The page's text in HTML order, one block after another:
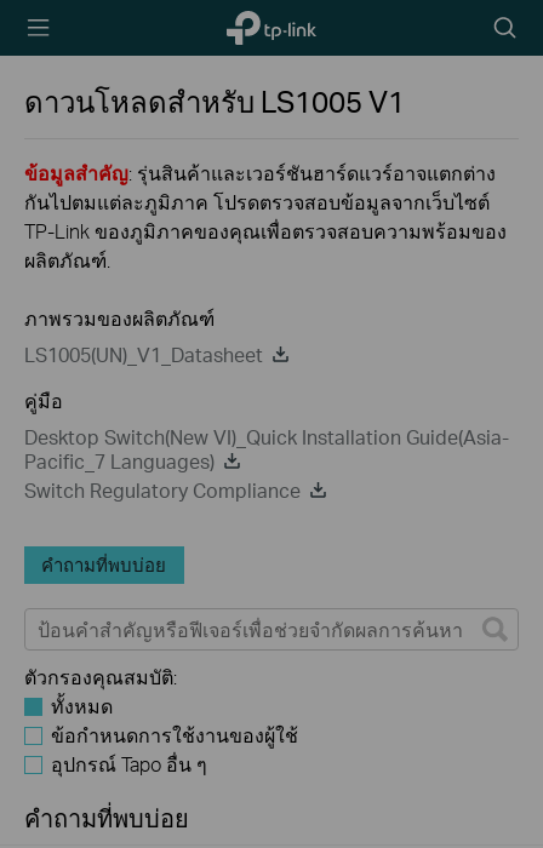
TP-Link,
Reliably
icon
ดาวนโหลดสำหรับ LS1005V1
ข้อมูลสำคัญ: รุ่นสินค้าและเวอร์ชันฮาร์ดแวร์อาจแตกต่าง
กันไปตมแต่ละภูมิภาค โปรดตรวจสอบข้อมูลจากเว็บไซต์
TP-Link ของภูมิภาคของคุณเพื่อตรวจสอบความพร้อมของ
ผลิตภัณฑ์.
ภาพรวมของผลิตภัณฑ์
LS1005(UN)_V1_Datasheet
คู่มือ
Desktop Switch(New VI)_Quick Installation Guide(Asia-
Pacific_7 Languages)
Switch Regulatory Compliance
คำถามที่พบบ่อย
ตัวกรองคุณสมบัติ:
ทั้งหมด
ข้อกำหนดการใช้งานของผู้ใช้
อุปกรณ์ Tapo อื่น ๆ
คำถามที่พบบ่อย